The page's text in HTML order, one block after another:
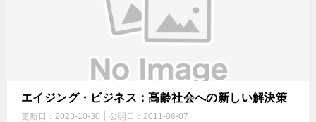
エイジング・ビジネス：高齢社会への新しい解決策
更新日： 2023-10-30 公開日： 2011-06-07